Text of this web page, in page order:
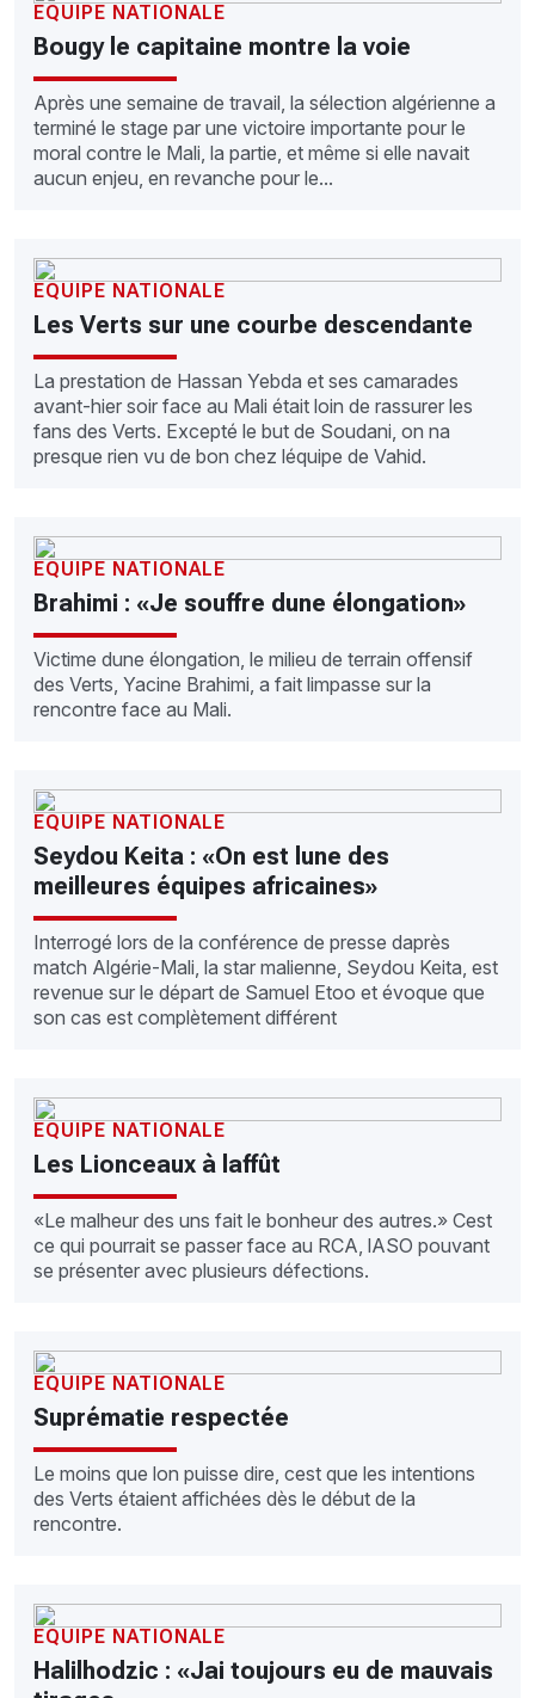
EQUIPE NATIONALE
Bougy le capitaine montre la voie
Après une semaine de travail, la sélection algérienne a
terminé le stage par une victoire importante pour le
moral contre le Mali, la partie, et même si elle navait
aucun enjeu, en revanche pour le...
EQUIPE NATIONALE
Les Verts sur une courbe descendante
La prestation de Hassan Yebda et ses camarades
avant-hier soir face au Mali était loin de rassurer les
fans des Verts. Excepté le but de Soudani, on na
presque rien vu de bon chez léquipe de Vahid.
EQUIPE NATIONALE
Brahimi : «Je souffre dune élongation»
Victime dune élongation, le milieu de terrain offensif
des Verts, Yacine Brahimi, a fait limpasse sur la
rencontre face au Mali.
EQUIPE NATIONALE
Seydou Keita : «On est lune des
meilleures équipes africaines»
Interrogé lors de la conférence de presse daprès
match Algérie-Mali, la star malienne, Seydou Keita, est
revenue sur le départ de Samuel Etoo et évoque que
son cas est complètement différent
EQUIPE NATIONALE
Les Lionceaux à laffût
«Le malheur des uns fait le bonheur des autres.» Cest
ce qui pourrait se passer face au RCA, lASO pouvant
se présenter avec plusieurs défections.
EQUIPE NATIONALE
Suprématie respectée
Le moins que lon puisse dire, cest que les intentions
des Verts étaient affichées dès le début de la
rencontre.
EQUIPE NATIONALE
Halilhodzic : «Jai toujours eu de mauvais